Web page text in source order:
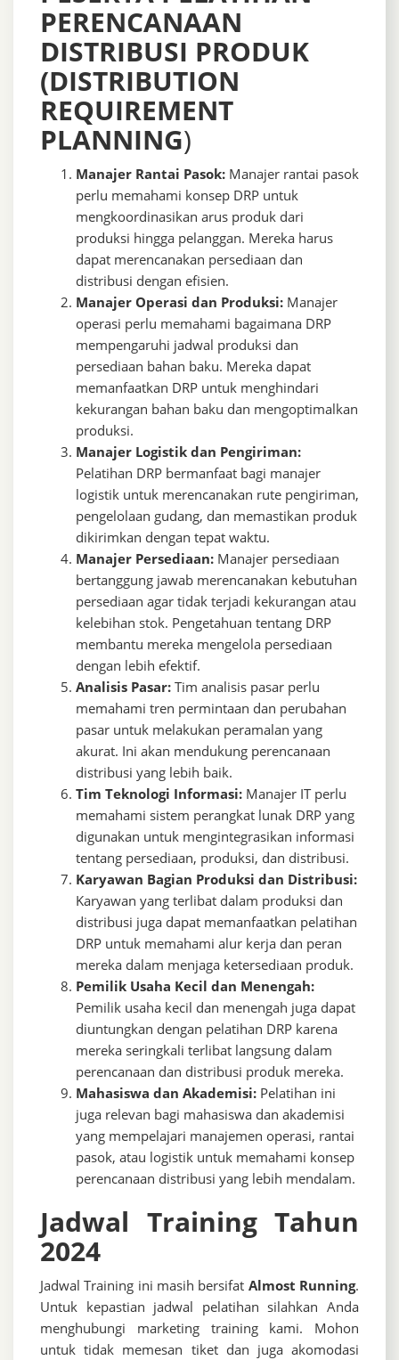
PERENCANAAN
DISTRIBUSI PRODUK
(DISTRIBUTION
REQUIREMENT
PLANNING)
Manajer Rantai Pasok: Manajer rantai pasok
perlu memahami konsep DRP untuk
mengkoordinasikan arus produk dari
produksi hingga pelanggan. Mereka harus
dapat merencanakan persediaan dan
distribusi dengan efisien.
Manajer Operasi dan Produksi: Manajer
operasi perlu memahami bagaimana DRP
mempengaruhi jadwal produksi dan
persediaan bahan baku. Mereka dapat
memanfaatkan DRP untuk menghindari
kekurangan bahan baku dan mengoptimalkan
produksi.
Manajer Logistik dan Pengiriman:
Pelatihan DRP bermanfaat bagi manajer
logistik untuk merencanakan rute pengiriman,
pengelolaan gudang, dan memastikan produk
dikirimkan dengan tepat waktu.
Manajer Persediaan: Manajer persediaan
bertanggung jawab merencanakan kebutuhan
persediaan agar tidak terjadi kekurangan atau
kelebihan stok. Pengetahuan tentang DRP
membantu mereka mengelola persediaan
dengan lebih efektif.
Analisis Pasar: Tim analisis pasar perlu
memahami tren permintaan dan perubahan
pasar untuk melakukan peramalan yang
akurat. Ini akan mendukung perencanaan
distribusi yang lebih baik.
Tim Teknologi Informasi: Manajer IT perlu
memahami sistem perangkat lunak DRP yang
digunakan untuk mengintegrasikan informasi
tentang persediaan, produksi, dan distribusi.
Karyawan Bagian Produksi dan Distribusi:
Karyawan yang terlibat dalam produksi dan
distribusi juga dapat memanfaatkan pelatihan
DRP untuk memahami alur kerja dan peran
mereka dalam menjaga ketersediaan produk.
Pemilik Usaha Kecil dan Menengah:
Pemilik usaha kecil dan menengah juga dapat
diuntungkan dengan pelatihan DRP karena
mereka seringkali terlibat langsung dalam
perencanaan dan distribusi produk mereka.
Mahasiswa dan Akademisi: Pelatihan ini
juga relevan bagi mahasiswa dan akademisi
yang mempelajari manajemen operasi, rantai
pasok, atau logistik untuk memahami konsep
perencanaan distribusi yang lebih mendalam.
Jadwal Training Tahun
2024
Jadwal Training ini masih bersifat Almost Running.
Untuk kepastian jadwal pelatihan silahkan Anda
menghubungi marketing training kami. Mohon
untuk tidak memesan tiket dan juga akomodasi